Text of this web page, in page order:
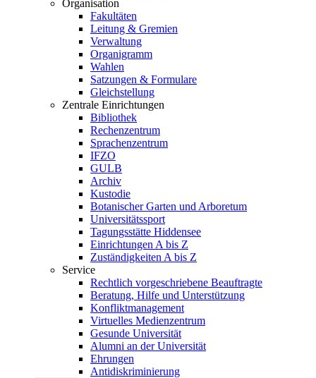
Organisation
Fakultäten
Leitung & Gremien
Verwaltung
Organigramm
Wahlen
Satzungen & Formulare
Gleichstellung
Zentrale Einrichtungen
Bibliothek
Rechenzentrum
Sprachenzentrum
IFZO
GULB
Archiv
Kustodie
Botanischer Garten und Arboretum
Universitätssport
Tagungsstätte Hiddensee
Einrichtungen A bis Z
Zuständigkeiten A bis Z
Service
Rechtlich vorgeschriebene Beauftragte
Beratung, Hilfe und Unterstützung
Konfliktmanagement
Virtuelles Medienzentrum
Gesunde Universität
Alumni an der Universität
Ehrungen
Antidiskriminierung